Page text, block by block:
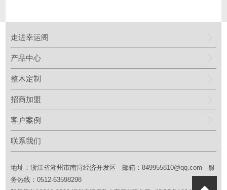
走进幸运阁
产品中心
整木定制
招商加盟
客户案例
联系我们
地址：浙江省湖州市南浔经济开发区 邮箱：849955810@qq.com 服
务热线：0512-63598298